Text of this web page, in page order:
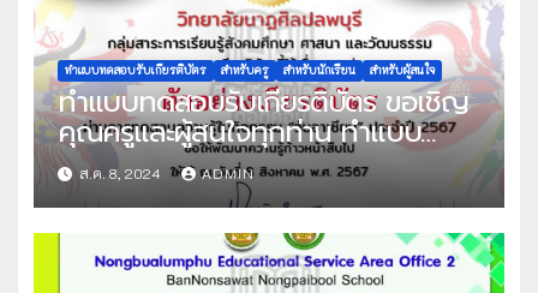
80% ขึ้นไป รับเกียรติบัตรทาง E-
mail จัดทำโดย โรงเรียนสมุทรสาคร
วุฒิชัย
ทำแบบทดสอบรับเกียรติบัตร สำหรับครู สำหรับนักเรียน สำหรับผู้สนใจ
ทำแบบทดสอบรับเกียรติบัตร ขอเชิญ
คุณครูและผู้สนใจทุกท่าน ทำแบบ
ทดสอบออนไลน์ แบบทดสอบความรู้
วันอาเซียน ปีการศึกษา 2567 ผ่าน
เกณฑ์ที่กำหนด 70% ขึ้นไป รับเกียรติ
บัตรทาง E-mail จัดทำโดย วิทยาลัย
นาฏศิลปลพบุรี
ส.ค. 8, 2024 ADMIN